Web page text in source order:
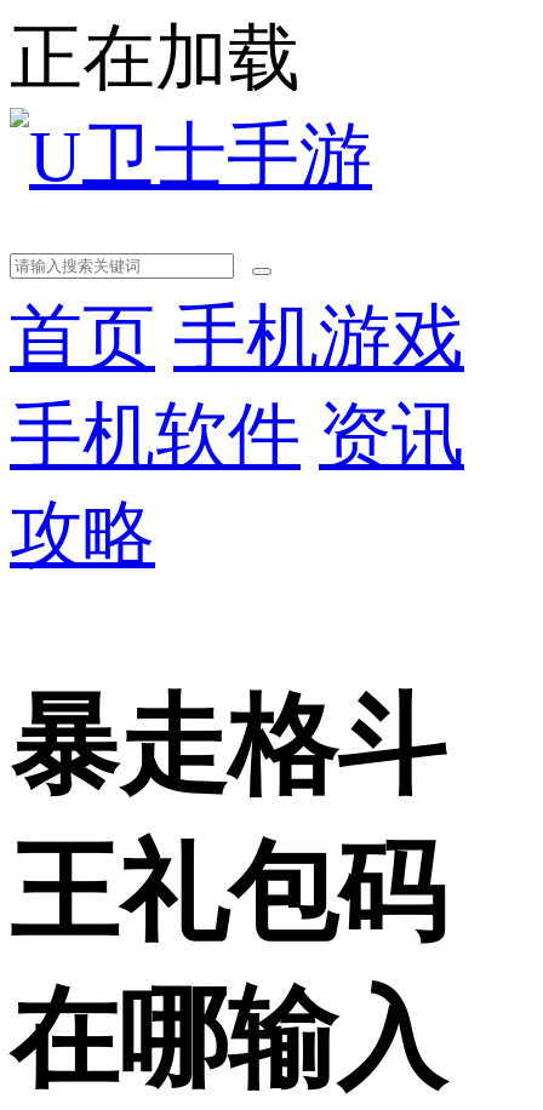
正在加载
首页 手机游戏
手机软件 资讯
攻略
暴走格斗
王礼包码
在哪输入